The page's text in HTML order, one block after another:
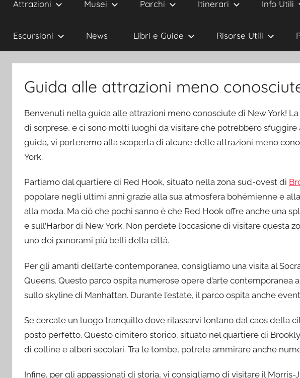
Attrazioni Musei Parchi Itinerari Info Utili
Escursioni News Libri e Guide Risorse Utili
Guida alle attrazioni meno
Benvenuti nella guida alle attrazioni meno conosciute di New York!
di sorprese, e ci sono molti luoghi da visitare che potrebbero sfuggire
guida, vi porteremo alla scoperta di alcune delle attrazioni meno
York.
Partiamo dal quartiere di Red Hook, situato nella zona sud-ovest di
popolare negli ultimi anni grazie alla sua atmosfera bohémienne e
alla moda. Ma ciò che pochi sanno è che Red Hook offre anche una
e sull’Harbor di New York. Non perdete l’occasione di visitare questa
uno dei panorami più belli della città.
Per gli amanti dell’arte contemporanea, consigliamo una visita al
Queens. Questo parco ospita numerose opere d’arte contemporanea
sullo skyline di Manhattan. Durante l’estate, il parco ospita anche
Se cercate un luogo tranquillo dove rilassarvi lontano dal caos della
posto perfetto. Questo cimitero storico, situato nel quartiere di
di colline e alberi secolari. Tra le tombe, potrete ammirare anche
Infine, per gli appassionati di storia, vi consigliamo di visitare il